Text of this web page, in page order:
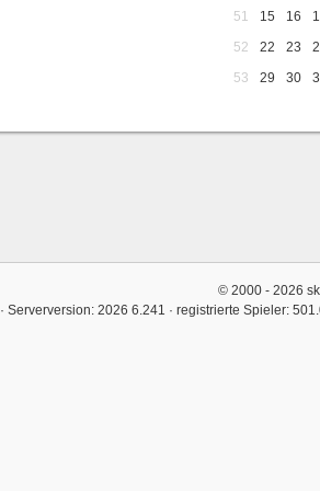
51 15 16
52
22 23
53
29 30
© 2000 - 2026
· Serverversion: 2026 6.241 · registrierte Spieler: